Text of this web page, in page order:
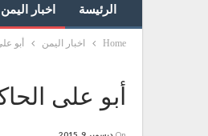
الرئيسة اخبار اليمن
Home اخبار اليمن أبو
أبو على